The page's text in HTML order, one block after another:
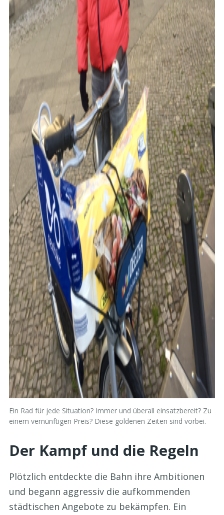
Ein Rad für jede Situation? Immer und überall einsatzbereit? Zu
einem vernünftigen Preis? Diese goldenen Zeiten sind vorbei.
Der Kampf und die Regeln
Plötzlich entdeckte die Bahn ihre Ambitionen
und begann aggressiv die aufkommenden
städtischen Angebote zu bekämpfen. Ein